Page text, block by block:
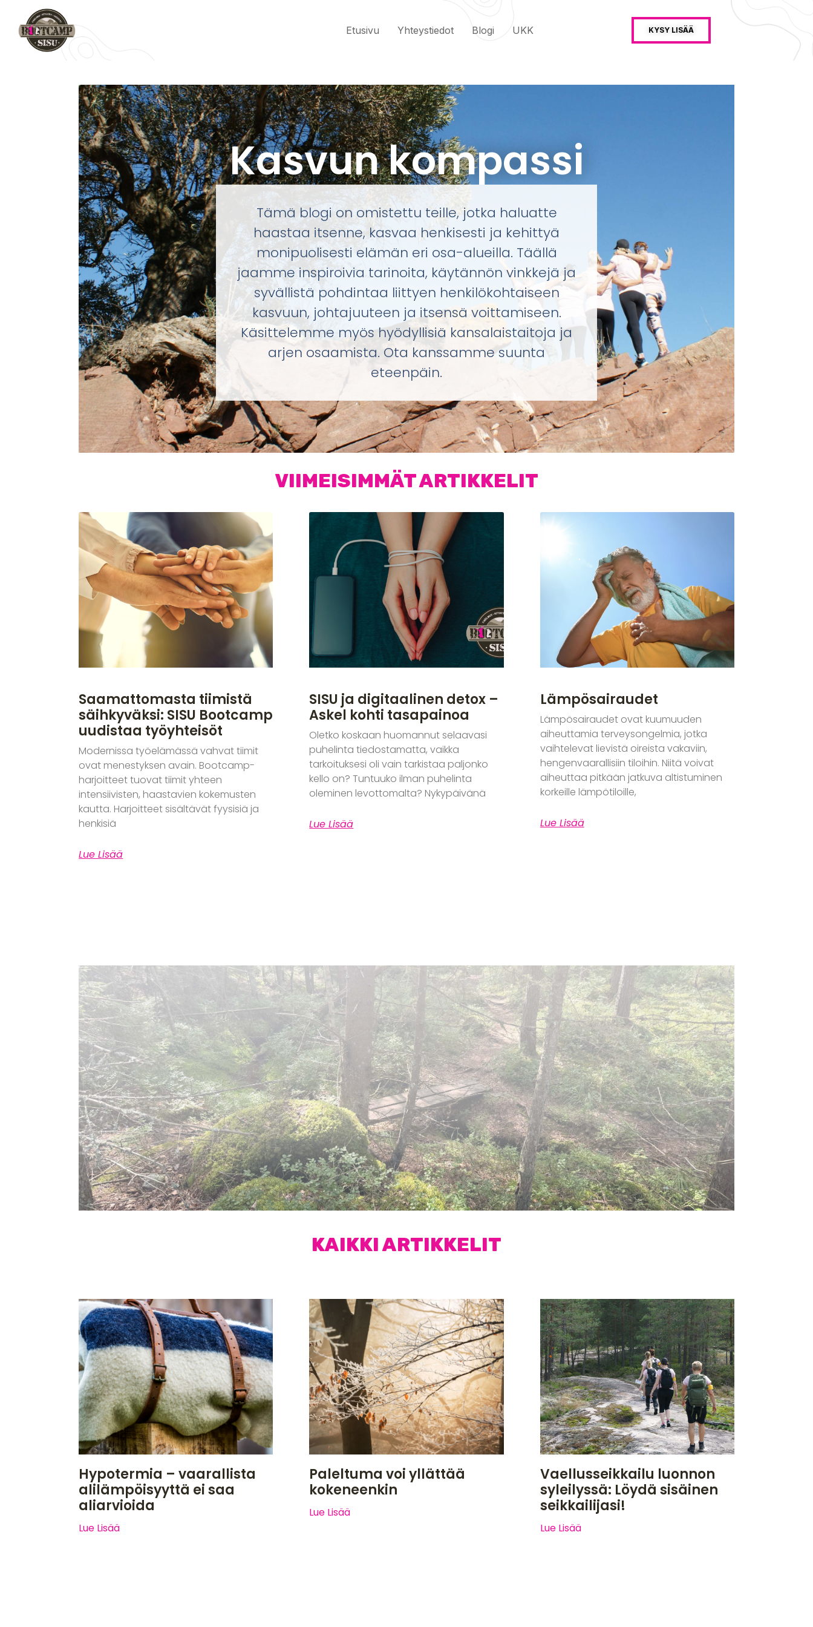
Etusivu Yhteystiedot Blogi UKK KYSY LISÄÄ
Kasvun kompassi
Tämä blogi on omistettu teille, jotka haluatte
haastaa itsenne, kasvaa henkisesti ja kehittyä
monipuolisesti elämän eri osa-alueilla. Täällä
jaamme inspiroivia tarinoita, käytännön vinkkejä ja
syvällistä pohdintaa liittyen henkilökohtaiseen
kasvuun, johtajuuteen ja itsensä voittamiseen.
Käsittelemme myös hyödyllisiä kansalaistaitoja ja
arjen osaamista. Ota kanssamme suunta
eteenpäin.
VIIMEISIMMÄT ARTIKKELIT
Saamattomasta tiimistä
säihkyväksi: SISU Bootcamp
uudistaa työyhteisöt
Modernissa työelämässä vahvat tiimit
ovat menestyksen avain. Bootcamp-
harjoitteet tuovat tiimit yhteen
intensiivisten, haastavien kokemusten
kautta. Harjoitteet sisältävät fyysisiä ja
henkisiä
Lue Lisää
SISU ja digitaalinen detox –
Askel kohti tasapainoa
Oletko koskaan huomannut selaavasi
puhelinta tiedostamatta, vaikka
tarkoituksesi oli vain tarkistaa paljonko
kello on? Tuntuuko ilman puhelinta
oleminen levottomalta? Nykypäivänä
Lue Lisää
Lämpösairaudet
Lämpösairaudet ovat kuumuuden
aiheuttamia terveysongelmia, jotka
vaihtelevat lievistä oireista vakaviin,
hengenvaarallisiin tiloihin. Niitä voivat
aiheuttaa pitkään jatkuva altistuminen
korkeille lämpötiloille,
Lue Lisää
KAIKKI ARTIKKELIT
Hypotermia – vaarallista
alilämpöisyyttä ei saa
aliarvioida
Lue Lisää
Paleltuma voi yllättää
kokeneenkin
Lue Lisää
Vaellusseikkailu luonnon
syleilyssä: Löydä sisäinen
seikkailijasi!
Lue Lisää